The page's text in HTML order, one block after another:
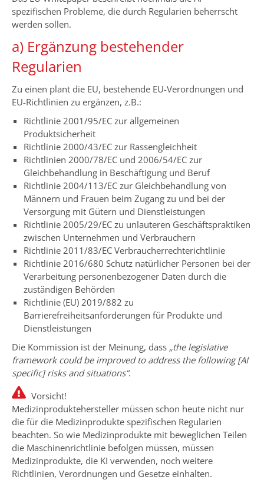
spezifischen Probleme, die durch Regularien beherrscht
werden sollen.
a) Ergänzung bestehender
Regularien
Zu einen plant die EU, bestehende EU-Verordnungen und
EU-Richtlinien zu ergänzen, z.B.:
Richtlinie 2001/95/EC zur allgemeinen
Produktsicherheit
Richtlinie 2000/43/EC zur Rassengleichheit
Richtlinien 2000/78/EC und 2006/54/EC zur
Gleichbehandlung in Beschäftigung und Beruf
Richtlinie 2004/113/EC zur Gleichbehandlung von
Männern und Frauen beim Zugang zu und bei der
Versorgung mit Gütern und Dienstleistungen
Richtlinie 2005/29/EC zu unlauteren Geschäftspraktiken
zwischen Unternehmen und Verbrauchern
Richtlinie 2011/83/EC Verbraucherrechterichtlinie
Richtlinie 2016/680 Schutz natürlicher Personen bei der
Verarbeitung personenbezogener Daten durch die
zuständigen Behörden
Richtlinie (EU) 2019/882 zu
Barrierefreiheitsanforderungen für Produkte und
Dienstleistungen
Die Kommission ist der Meinung, dass „the legislative
framework could be improved to address the following [AI
specific] risks and situations“.
Vorsicht!
Medizinproduktehersteller müssen schon heute nicht nur
die für die Medizinprodukte spezifischen Regularien
beachten. So wie Medizinprodukte mit beweglichen Teilen
die Maschinenrichtlinie befolgen müssen, müssen
Medizinprodukte, die KI verwenden, noch weitere
Richtlinien, Verordnungen und Gesetze einhalten.